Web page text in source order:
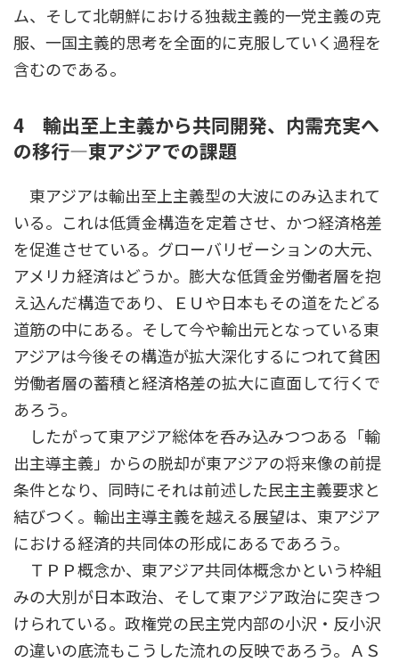
ム、そして北朝鮮における独裁主義的一党主義の克
服、一国主義的思考を全面的に克服していく過程を
含むのである。
4 輸出至上主義から共同開発、内需充実へ
の移行―東アジアでの課題
東アジアは輸出至上主義型の大波にのみ込まれて
いる。これは低賃金構造を定着させ、かつ経済格差
を促進させている。グローバリゼーションの大元、
アメリカ経済はどうか。膨大な低賃金労働者層を抱
え込んだ構造であり、ＥＵや日本もその道をたどる
道筋の中にある。そして今や輸出元となっている東
アジアは今後その構造が拡大深化するにつれて貧困
労働者層の蓄積と経済格差の拡大に直面して行くで
あろう。
したがって東アジア総体を呑み込みつつある「輸
出主導主義」からの脱却が東アジアの将来像の前提
条件となり、同時にそれは前述した民主主義要求と
結びつく。輸出主導主義を越える展望は、東アジア
における経済的共同体の形成にあるであろう。
ＴＰＰ概念か、東アジア共同体概念かという枠組
みの大別が日本政治、そして東アジア政治に突きつ
けられている。政権党の民主党内部の小沢・反小沢
の違いの底流もこうした流れの反映であろう。ＡＳ